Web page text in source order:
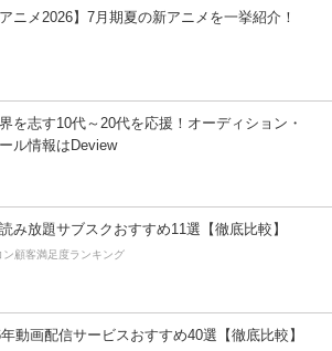
アニメ2026】7月期夏の新アニメを一挙紹介！
を志す10代～20代を応援！オーディション・
ル情報はDeview
み放題サブスクおすすめ11選【徹底比較】
ン顧客満足度ランキング
動画配信サービスおすすめ40選【徹底比較】